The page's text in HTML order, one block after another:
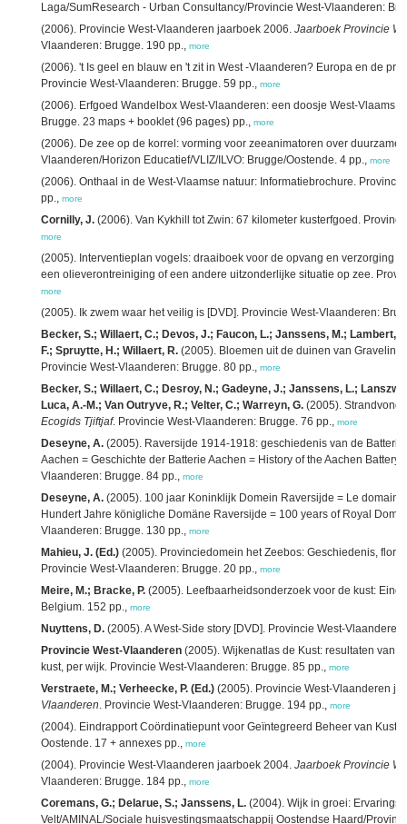
Laga/SumResearch - Urban Consultancy/Provincie West-Vlaanderen:
(2006). Provincie West-Vlaanderen jaarboek 2006. Jaarboek Provincie
Vlaanderen: Brugge. 190 pp., more
(2006). 't Is geel en blauw en 't zit in West -Vlaanderen? Europa en de
Provincie West-Vlaanderen: Brugge. 59 pp., more
(2006). Erfgoed Wandelbox West-Vlaanderen: een doosje West-Vlaams
Brugge. 23 maps + booklet (96 pages) pp., more
(2006). De zee op de korrel: vorming voor zeeanimatoren over duurzame
Vlaanderen/Horizon Educatief/VLIZ/ILVO: Brugge/Oostende. 4 pp., more
(2006). Onthaal in de West-Vlaamse natuur: Informatiebrochure.
pp., more
Cornilly, J. (2006). Van Kykhill tot Zwin: 67 kilometer kusterfgoed.
more
(2005). Interventieplan vogels: draaiboek voor de opvang en verzorging
een olieverontreiniging of een andere uitzonderlijke situatie op zee.
more
(2005). Ik zwem waar het veilig is [DVD]. Provincie West-Vlaanderen:
Becker, S.; Willaert, C.; Devos, J.; Faucon, L.; Janssens, M.; Lambert,
F.; Spruytte, H.; Willaert, R. (2005). Bloemen uit de duinen van
Provincie West-Vlaanderen: Brugge. 80 pp., more
Becker, S.; Willaert, C.; Desroy, N.; Gadeyne, J.; Janssens, L.;
Luca, A.-M.; Van Outryve, R.; Velter, C.; Warreyn, G. (2005).
Ecogids Tjiftjaf. Provincie West-Vlaanderen: Brugge. 76 pp., more
Deseyne, A. (2005). Raversijde 1914-1918: geschiedenis van de Batterij
Aachen = Geschichte der Batterie Aachen = History of the Aachen
Vlaanderen: Brugge. 84 pp., more
Deseyne, A. (2005). 100 jaar Koninklijk Domein Raversijde = Le
Hundert Jahre königliche Domäne Raversijde = 100 years of Royal
Vlaanderen: Brugge. 130 pp., more
Mahieu, J. (Ed.) (2005). Provinciedomein het Zeebos: Geschiedenis,
Provincie West-Vlaanderen: Brugge. 20 pp., more
Meire, M.; Bracke, P. (2005). Leefbaarheidsonderzoek voor de kust:
Belgium. 152 pp., more
Nuyttens, D. (2005). A West-Side story [DVD]. Provincie West-
Provincie West-Vlaanderen (2005). Wijkenatlas de Kust: resultaten van
kust, per wijk. Provincie West-Vlaanderen: Brugge. 85 pp., more
Verstraete, M.; Verheecke, P. (Ed.) (2005). Provincie West-Vlaanderen
Vlaanderen. Provincie West-Vlaanderen: Brugge. 194 pp., more
(2004). Eindrapport Coördinatiepunt voor Geïntegreerd Beheer van
Oostende. 17 + annexes pp., more
(2004). Provincie West-Vlaanderen jaarboek 2004. Jaarboek Provincie
Vlaanderen: Brugge. 184 pp., more
Coremans, G.; Delarue, S.; Janssens, L. (2004). Wijk in groei:
Velt/AMINAL/Sociale huisvestingsmaatschappij Oostendse Haard/